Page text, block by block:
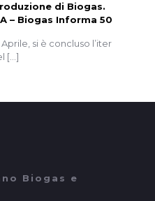
di Biogas.
– Biogas Informa 50
si è concluso l’iter
[…]
Biogas e